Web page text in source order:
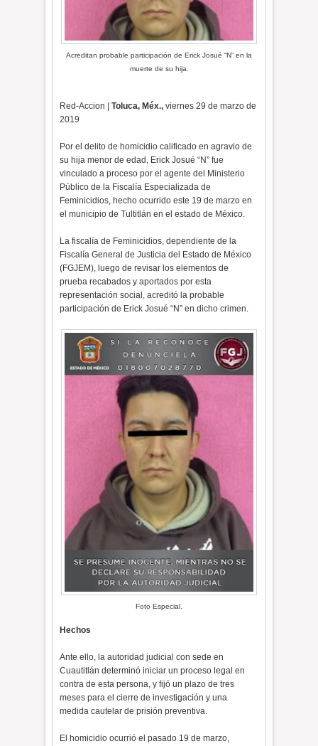
Acreditan probable participación de Erick Josué “N” en la
muerte de su hija.
Red-Accion |Toluca, Méx., viernes 29 de marzo de
2019
Por el delito de homicidio calificado en agravio de
su hija menor de edad, Erick Josué “N” fue
vinculado a proceso por el agente del Ministerio
Público de la Fiscalía Especializada de
Feminicidios, hecho ocurrido este 19 de marzo en
el municipio de Tultitlán en el estado de México.
​La fiscalía de Feminicidios, dependiente de la
Fiscalía General de Justicia del Estado de México
(FGJEM), luego de revisar los elementos de
prueba recabados y aportados por esta
representación social, acreditó la probable
participación de Erick Josué “N” en dicho crimen.
Foto Especial.
Hechos
Ante ello, la autoridad judicial con sede en
Cuautitlán determinó iniciar un proceso legal en
contra de esta persona, y fijó un plazo de tres
meses para el cierre de investigación y una
medida cautelar de prisión preventiva.
​El homicidio ocurrió el pasado 19 de marzo,